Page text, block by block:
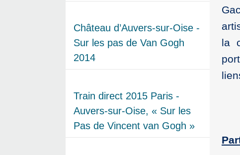
la
Château d’Auvers-sur-Oise -
Sur les pas de Van Gogh
2014
Train direct 2015 Paris -
Auvers-sur-Oise, « Sur les
Pas de Vincent van Gogh »